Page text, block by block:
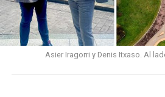
En cuanto a nuestras áreas,
para mucho. En Medio Ambiente
impulso para la creación de
elaboración del Plan General de
el Plan de Acción contra el
Asier Iragorri y Denis Itxaso. Al